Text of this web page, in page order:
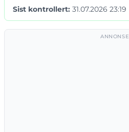
Sist kontrollert: 31.07.2026 23:19
ANNONSE